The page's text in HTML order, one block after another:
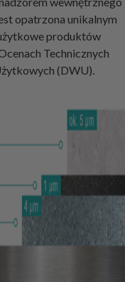
opatrzona unikalnym
produktów
Technicznych
(DWU).